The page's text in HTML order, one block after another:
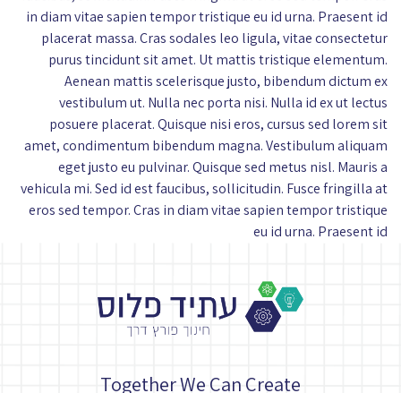
in diam vitae sapien tempor tristique eu id urna. Praesent id
placerat massa. Cras sodales leo ligula, vitae consectetur
purus tincidunt sit amet. Ut mattis tristique elementum.
Aenean mattis scelerisque justo, bibendum dictum ex
vestibulum ut. Nulla nec porta nisi. Nulla id ex ut lectus
posuere placerat. Quisque nisi eros, cursus sed lorem sit
amet, condimentum bibendum magna. Vestibulum aliquam
eget justo eu pulvinar. Quisque sed metus nisl. Mauris a
vehicula mi. Sed id est faucibus, sollicitudin. Fusce fringilla at
eros sed tempor. Cras in diam vitae sapien tempor tristique
eu id urna. Praesent id
Together We Can Create